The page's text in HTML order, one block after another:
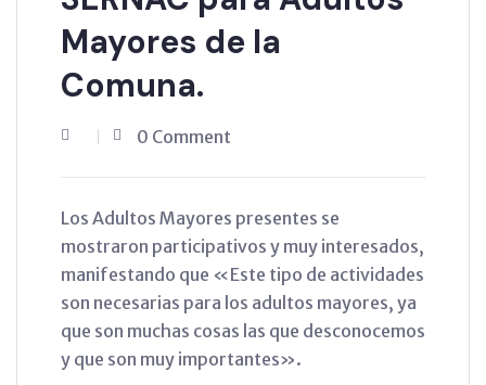
Mayores de la
Comuna.
0 Comment
Los Adultos Mayores presentes se
mostraron participativos y muy interesados,
manifestando que «Este tipo de actividades
son necesarias para los adultos mayores, ya
que son muchas cosas las que desconocemos
y que son muy importantes».